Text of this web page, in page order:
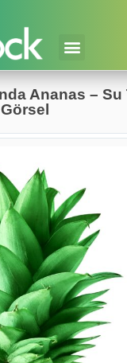
Ananas – Su